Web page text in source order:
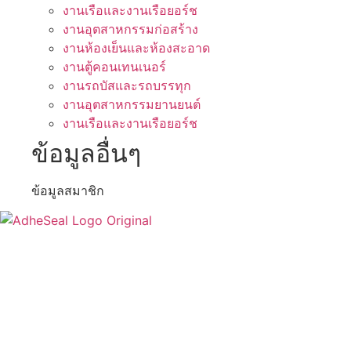
งานเรือและงานเรือยอร์ช
งานอุตสาหกรรมก่อสร้าง
งานห้องเย็นและห้องสะอาด
งานตู้คอนเทนเนอร์
งานรถบัสและรถบรรทุก
งานอุตสาหกรรมยานยนต์
งานเรือและงานเรือยอร์ช
ข้อมูลอื่นๆ
ข้อมูลสมาชิก